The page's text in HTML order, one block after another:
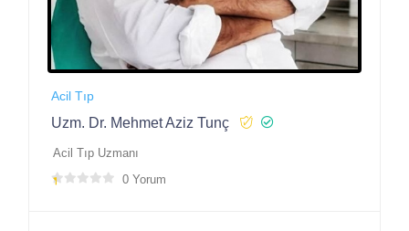
Acil Tıp
Uzm. Dr. Mehmet Aziz Tunç
Acil Tıp Uzmanı
0 Yorum